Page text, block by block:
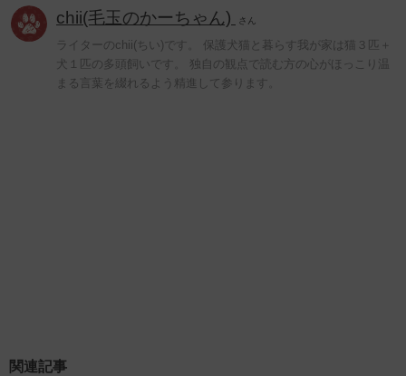
chii(毛玉のかーちゃん) さん
ライターのchii(ちい)です。 保護犬猫と暮らす我が家は猫３匹＋
犬１匹の多頭飼いです。 独自の観点で読む方の心がほっこり温
まる言葉を綴れるよう精進して参ります。
関連記事